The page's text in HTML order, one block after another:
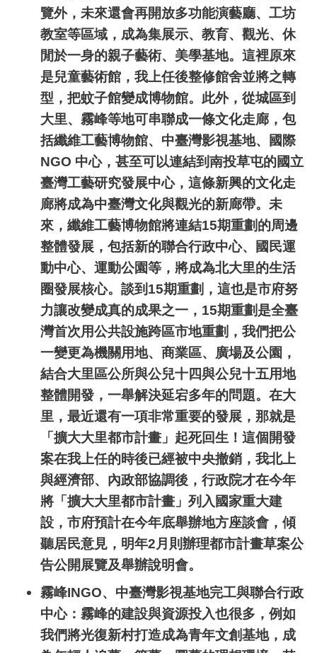
覽外，未來還會再開放多功能演藝廳、工坊
教室等區域，成為集展示、教育、觀光、休
閒於一身的親子藝術、美學基地。這裡原來
是兒童藝術館，我上任後整修館舍並將之轉
型，把蚊子館變成博物館。此外，從城區到
大里、霧峰等地可串聯成一條文化走廊，包
括纖維工藝博物館、中臺灣影視基地、國際
NGO 中心，甚至可以連結到南投草屯的國立
臺灣工藝研究發展中心，這條新興的文化走
廊將成為中臺灣文化與觀光的新廊帶。未
來，纖維工藝博物館將連結15期重劃的周邊
整體發展，包括新的聯合行政中心、國民運
動中心、運動公園等，將成為北大里的生活
圈發展核心。談到15期重劃，這也是市府努
力讓改變成真的成果之一， 15期重劃是全臺
灣首次用公共設施跨區市地重劃，我們把公
一變更為機關用地、商業區、廣場及公園，
結合大里區公所與公兒十四與公兒十五用地
整體開發，一舉解決延宕多年的問題。在大
里，最近還有一項非常重要的發展，那就是
「擴大大里都市計畫」起死回生！這個開發
案在我上任的時後已經被中央撤銷，我北上
與經濟部、內政部協調後，行政院才在今年
將「擴大大里都市計畫」列入國家重大建
設，市府預計在今年底舉辦地方座談會，傾
聽居民意見，明年2月則辦理都市計畫草案公
告公開展覽及舉辦說明會。
霧峰INGO、中臺灣影視基地完工與聯合行政
中心：霧峰的建設與資源投入也很多，例如
我們將光復新村打造成為青年文創基地，成